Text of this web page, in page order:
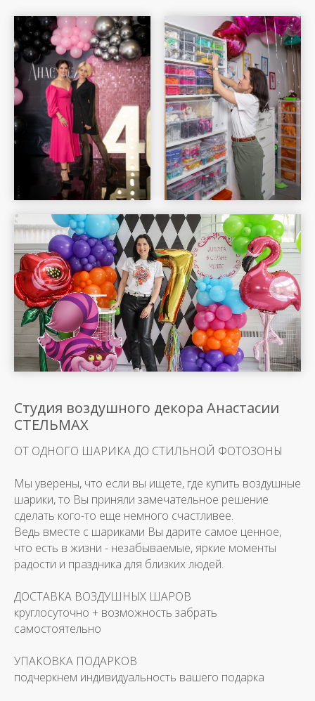
Шар Удачи на карте Москвы — Яндекс Карты
Студия воздушного декора Анастасии
СТЕЛЬМАХ
ОТ ОДНОГО ШАРИКА ДО СТИЛЬНОЙ ФОТОЗОНЫ
Мы уверены, что если вы ищете, где купить воздушные
шарики, то Вы приняли замечательное решение
сделать кого-то еще немного счастливее.
Ведь вместе с шариками Вы дарите самое ценное,
что есть в жизни - незабываемые, яркие моменты
радости и праздника для близких людей.
ДОСТАВКА ВОЗДУШНЫХ ШАРОВ
круглосуточно + возможность забрать
самостоятельно
УПАКОВКА ПОДАРКОВ
подчеркнем индивидуальность вашего подарка